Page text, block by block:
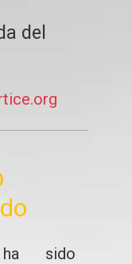
del
sido